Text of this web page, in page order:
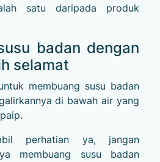
satu daripada produk
badan dengan
selamat
membuang susu badan
di bawah air yang
perhatian ya, jangan
membuang susu badan